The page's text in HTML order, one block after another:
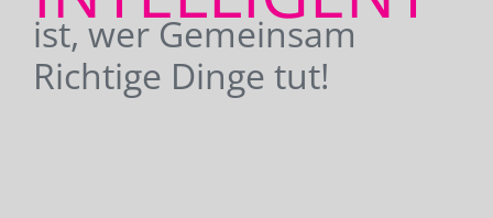
ist, wer Gemeinsam
Richtige Dinge tut!